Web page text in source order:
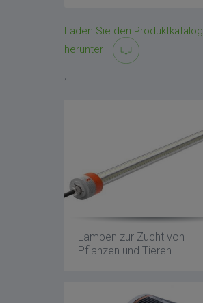
Laden Sie den Produktkatalog
herunter
;
Lampen zur Zucht von
Pflanzen und Tieren